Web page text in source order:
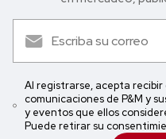
Al registrarse, acepta
comunicaciones de P&M y
y eventos que ellos
Puede retirar su